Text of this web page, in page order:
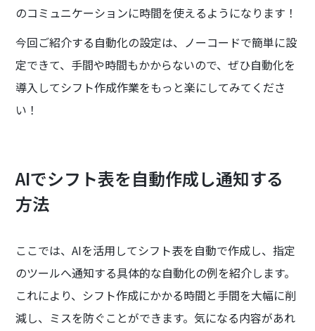
のコミュニケーションに時間を使えるようになります！
今回ご紹介する自動化の設定は、ノーコードで簡単に設
定できて、手間や時間もかからないので、ぜひ自動化を
導入してシフト作成作業をもっと楽にしてみてくださ
い！
AIでシフト表を自動作成し通知する
方法
ここでは、AIを活用してシフト表を自動で作成し、指定
のツールへ通知する具体的な自動化の例を紹介します。
これにより、シフト作成にかかる時間と手間を大幅に削
減し、ミスを防ぐことができます。気になる内容があれ